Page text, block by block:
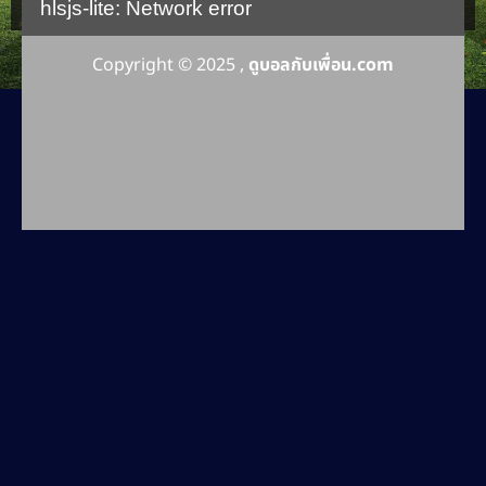
hlsjs-lite: Network error
Copyright © 2025 , ดูบอลกับเพื่อน.com